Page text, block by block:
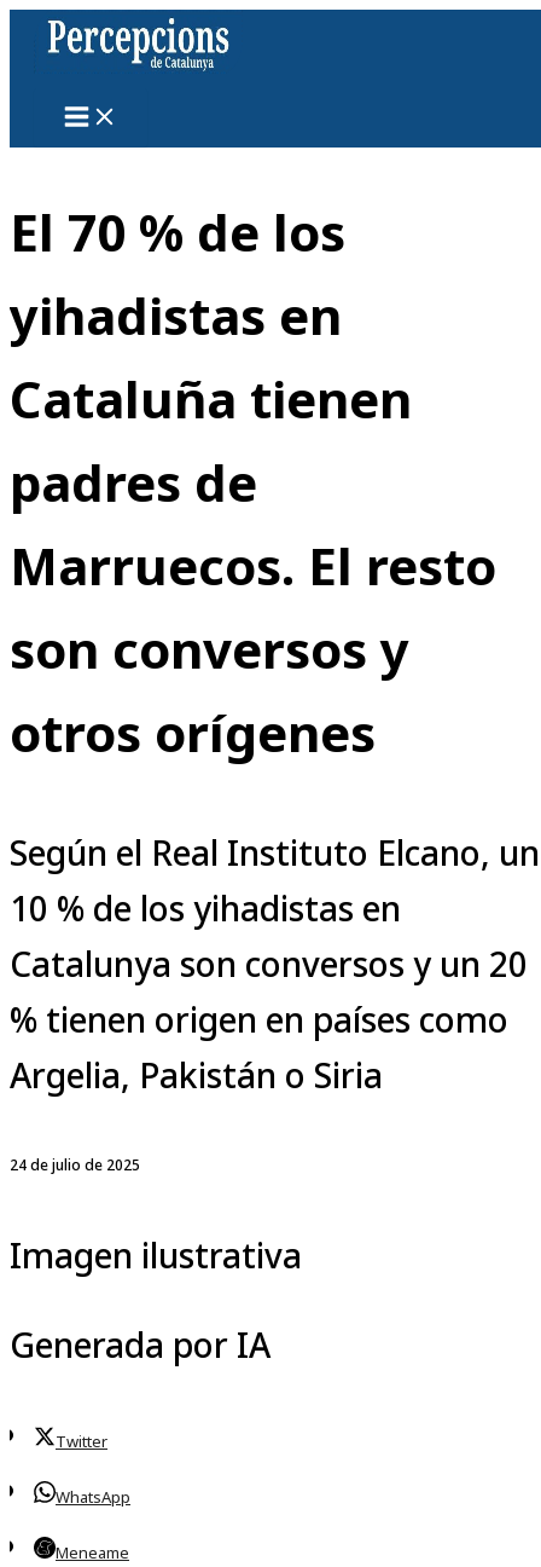
contenido
El 70 % de los
yihadistas en
Cataluña tienen
padres de
Marruecos. El resto
son conversos y
otros orígenes
Según el Real Instituto Elcano, un
10 % de los yihadistas en
Catalunya son conversos y un 20
% tienen origen en países como
Argelia, Pakistán o Siria
24 de julio de 2025
Imagen ilustrativa
Generada por IA
Twitter
WhatsApp
Meneame